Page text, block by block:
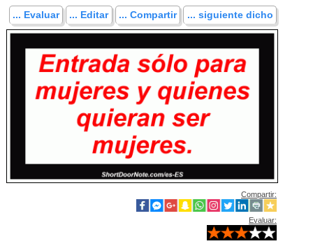
... Evaluar ... Editar ... Compartir ... siguiente dicho
Compartir:
Evaluar: